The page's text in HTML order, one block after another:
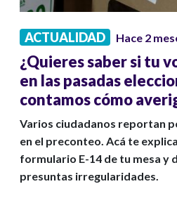
ACTUALIDAD Hace 2
¿Quieres saber si tu
en las pasadas
contamos cómo
Varios ciudadanos reportan
en el preconteo. Acá te
formulario E-14 de tu mesa y
presuntas irregularidades.